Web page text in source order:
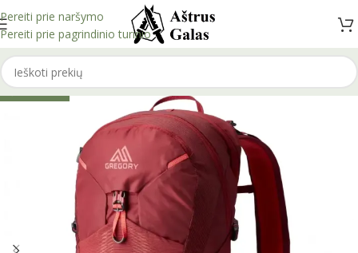
Pereiti prie naršymo
Pereiti prie pagrindinio turinio